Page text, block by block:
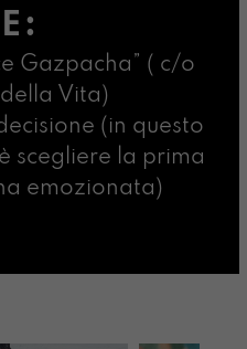
Gazpacha” ( c/o
della Vita)
(in questo
scegliere la prima
emozionata)